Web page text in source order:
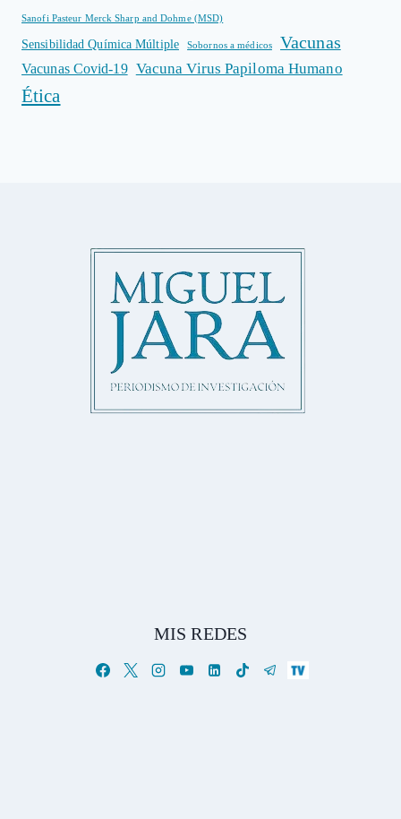
Sanofi Pasteur Merck Sharp and Dohme (MSD)
Sensibilidad Química Múltiple Sobornos a médicos Vacunas
Vacunas Covid-19 Vacuna Virus Papiloma Humano
Ética
MIS REDES